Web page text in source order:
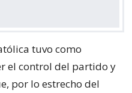
tuvo como
el control del partido y
por lo estrecho del